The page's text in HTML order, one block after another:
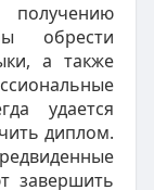
обрести
а также
удается
диплом.
завершить